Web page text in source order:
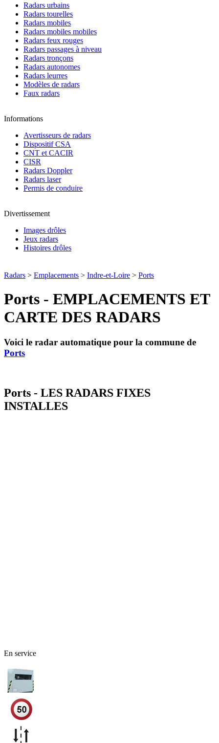
Radars urbains
Radars tourelles
Radars mobiles
Radars mobiles mobiles
Radars feux rouges
Radars passages à niveau
Radars tronçons
Radars autonomes
Radars leurres
Modèles de radars
Faux radars
Informations
Avertisseurs de radars
Dispositif CSA
CNT et CACIR
CISR
Radars Doppler
Radars laser
Permis de conduire
Divertissement
Images drôles
Jeux radars
Histoires drôles
Radars > Emplacements > Indre-et-Loire > Ports
Ports - EMPLACEMENTS ET
CARTE DES RADARS
Voici le radar automatique pour la commune de
Ports
Ports - LES RADARS FIXES
INSTALLES
En service